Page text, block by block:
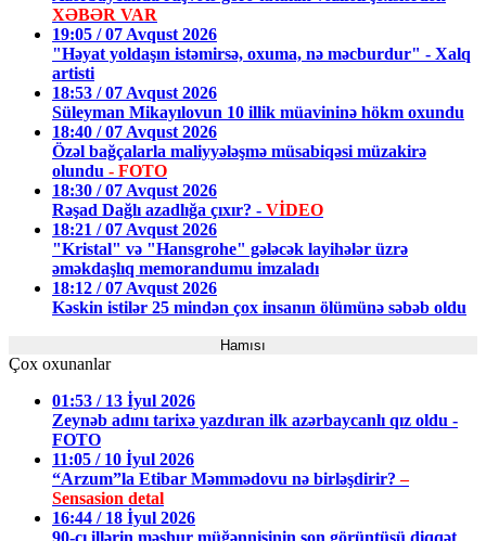
XƏBƏR VAR
19:05 / 07 Avqust 2026
"Həyat yoldaşın istəmirsə, oxuma, nə məcburdur" - Xalq
artisti
18:53 / 07 Avqust 2026
Süleyman Mikayılovun 10 illik müavininə hökm oxundu
18:40 / 07 Avqust 2026
Özəl bağçalarla maliyyələşmə müsabiqəsi müzakirə
olundu - FOTO
18:30 / 07 Avqust 2026
Rəşad Dağlı azadlığa çıxır? - VİDEO
18:21 / 07 Avqust 2026
"Kristal" və "Hansgrohe" gələcək layihələr üzrə
əməkdaşlıq memorandumu imzaladı
18:12 / 07 Avqust 2026
Kəskin istilər 25 mindən çox insanın ölümünə səbəb oldu
Hamısı
Çox oxunanlar
01:53 / 13 İyul 2026
Zeynəb adını tarixə yazdıran ilk azərbaycanlı qız oldu -
FOTO
11:05 / 10 İyul 2026
“Arzum”la Etibar Məmmədovu nə birləşdirir?–
Sensasion detal
16:44 / 18 İyul 2026